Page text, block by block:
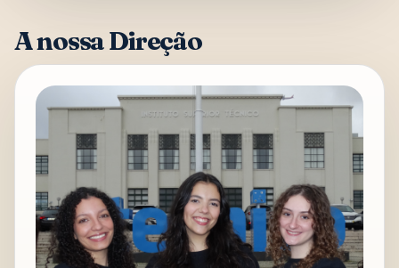
A nossa Direção